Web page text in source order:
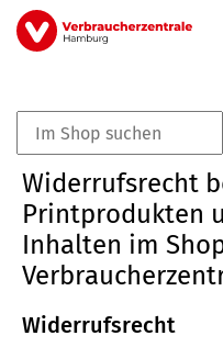
Direkt
zum
Widerrufsrecht
Printprodukten
Inhalten im
Widerrufsrecht